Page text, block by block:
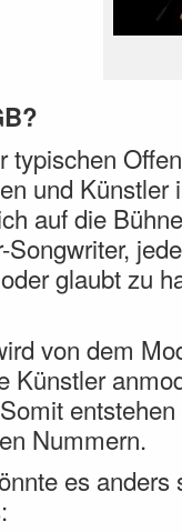
typischen
und
auf die
Songwriter,
glaubt zu
von dem
Künstler
Nummern.
es